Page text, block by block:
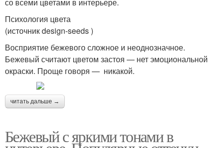
Психология цвета
(источник design-seeds )
Восприятие бежевого сложное и неоднозначное.
Бежевый считают цветом застоя — нет эмоциональной
окраски. Проще говоря — никакой.
читать дальше →
Бежевый с яркими тонами в